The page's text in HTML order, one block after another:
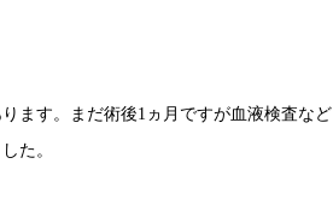
ます。まだ術後1ヵ月ですが血液検査など
た。